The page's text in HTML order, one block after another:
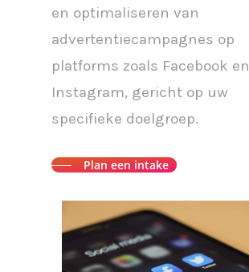
en optimaliseren van
advertentiecampagnes op
platforms zoals Facebook en
Instagram, gericht op uw
specifieke doelgroep.
Plan een intake